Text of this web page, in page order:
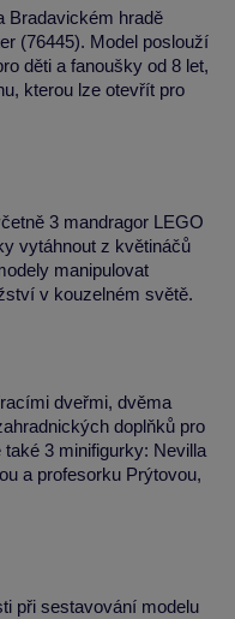
Bradavickém hradě
(76445). Model poslouží
děti a fanoušky od 8 let,
kterou lze otevřít pro
3 mandragor LEGO
vytáhnout z květináčů
manipulovat
v kouzelném světě.
dveřmi, dvěma
doplňků pro
3 minifigurky: Nevilla
a profesorku Prýtovou,
při sestavování modelu